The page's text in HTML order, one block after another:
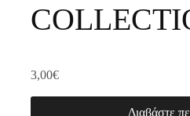
3,00€
Διαβάστε